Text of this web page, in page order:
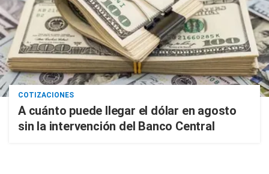
COTIZACIONES
A cuánto puede llegar el dólar en agosto
sin la intervención del Banco Central